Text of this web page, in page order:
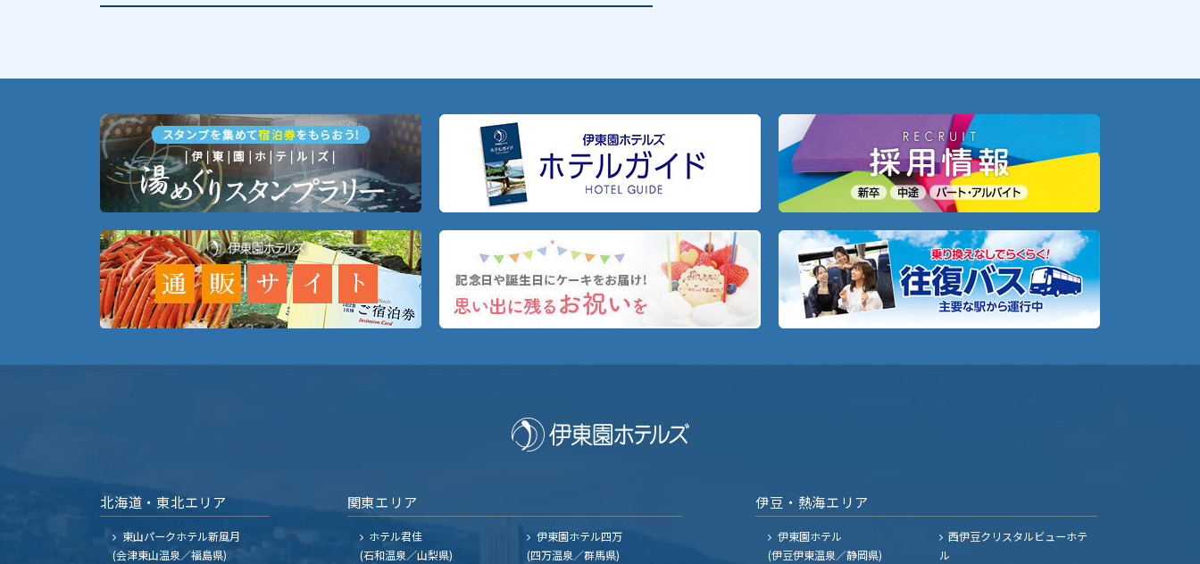
北海道・東北エリア
東山パークホテル新風月
(会津東山温泉／福島県)
関東エリア
ホテル君佳
(石和温泉／山梨県)
伊東園ホテル四万
(四万温泉／群馬県)
伊豆・熱海エリア
伊東園ホテル
(伊豆伊東温泉／静岡県)
西伊豆クリスタルビューホテ
ル